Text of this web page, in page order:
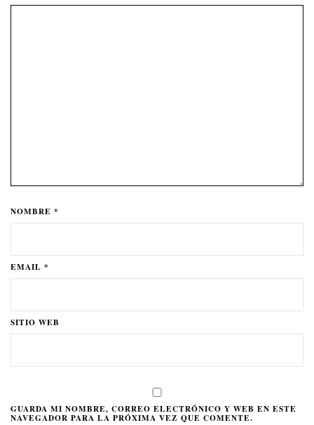
NOMBRE *
EMAIL *
SITIO WEB
GUARDA MI NOMBRE, CORREO ELECTRÓNICO Y WEB EN ESTE
NAVEGADOR PARA LA PRÓXIMA VEZ QUE COMENTE.